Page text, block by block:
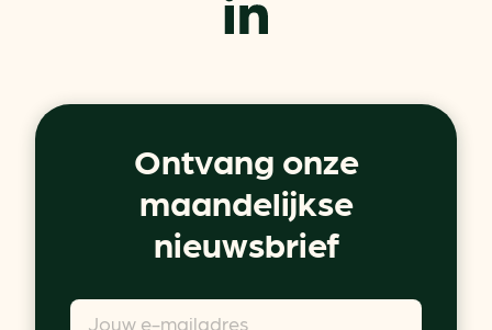
Ontvang onze
maandelijkse
nieuwsbrief